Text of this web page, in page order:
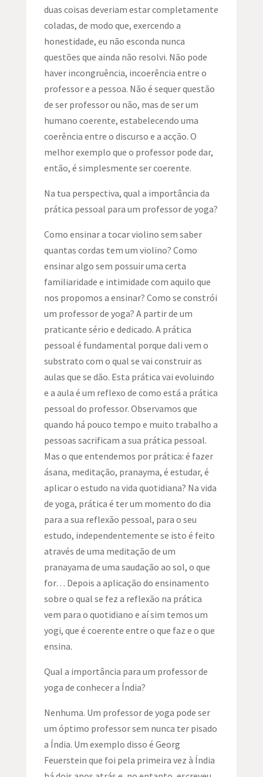
duas coisas deveriam estar completamente
coladas, de modo que, exercendo a
honestidade, eu não esconda nunca
questões que ainda não resolvi. Não pode
haver incongruência, incoerência entre o
professor e a pessoa. Não é sequer questão
de ser professor ou não, mas de ser um
humano coerente, estabelecendo uma
coerência entre o discurso e a acção. O
melhor exemplo que o professor pode dar,
então, é simplesmente ser coerente.
Na tua perspectiva, qual a importância da
prática pessoal para um professor de yoga?
Como ensinar a tocar violino sem saber
quantas cordas tem um violino? Como
ensinar algo sem possuir uma certa
familiaridade e intimidade com aquilo que
nos propomos a ensinar? Como se constrói
um professor de yoga? A partir de um
praticante sério e dedicado. A prática
pessoal é fundamental porque dali vem o
substrato com o qual se vai construir as
aulas que se dão. Esta prática vai evoluindo
e a aula é um reflexo de como está a prática
pessoal do professor. Observamos que
quando há pouco tempo e muito trabalho a
pessoas sacrificam a sua prática pessoal.
Mas o que entendemos por prática: é fazer
ásana, meditação, pranayma, é estudar, é
aplicar o estudo na vida quotidiana? Na vida
de yoga, prática é ter um momento do dia
para a sua reflexão pessoal, para o seu
estudo, independentemente se isto é feito
através de uma meditação de um
pranayama de uma saudação ao sol, o que
for… Depois a aplicação do ensinamento
sobre o qual se fez a reflexão na prática
vem para o quotidiano e aí sim temos um
yogi, que é coerente entre o que faz e o que
ensina.
Qual a importância para um professor de
yoga de conhecer a Índia?
Nenhuma. Um professor de yoga pode ser
um óptimo professor sem nunca ter pisado
a Índia. Um exemplo disso é Georg
Feuerstein que foi pela primeira vez à Índia